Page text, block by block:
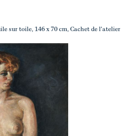
sur toile, 146 x 70 cm, Cachet de l'atelier